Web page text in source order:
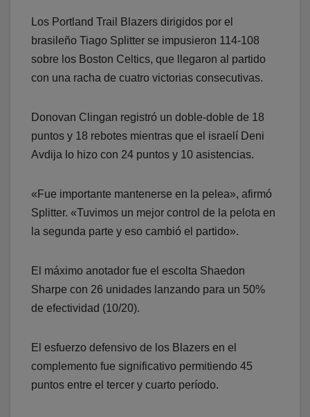
Los Portland Trail Blazers dirigidos por el
brasileño Tiago Splitter se impusieron 114-108
sobre los Boston Celtics, que llegaron al partido
con una racha de cuatro victorias consecutivas.
Donovan Clingan registró un doble-doble de 18
puntos y 18 rebotes mientras que el israelí Deni
Avdija lo hizo con 24 puntos y 10 asistencias.
«Fue importante mantenerse en la pelea», afirmó
Splitter. «Tuvimos un mejor control de la pelota en
la segunda parte y eso cambió el partido».
El máximo anotador fue el escolta Shaedon
Sharpe con 26 unidades lanzando para un 50%
de efectividad (10/20).
El esfuerzo defensivo de los Blazers en el
complemento fue significativo permitiendo 45
puntos entre el tercer y cuarto período.